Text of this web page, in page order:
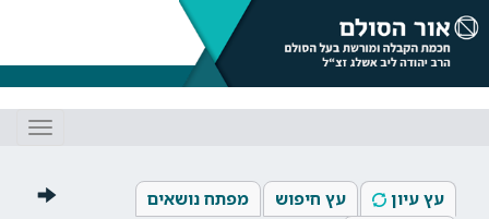
עץ עיון עץ חיפוש
מפתח נושאים